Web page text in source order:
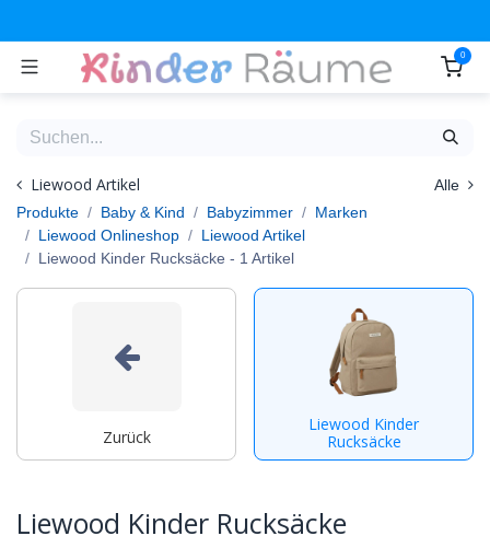
0
Liewood Artikel
Alle
Produkte
Baby & Kind Babyzimmer
Marken
Liewood Onlineshop
Liewood Artikel
Liewood Kinder Rucksäcke - 1 Artikel
Zurück
Liewood Kinder
Rucksäcke
Liewood Kinder Rucksäcke